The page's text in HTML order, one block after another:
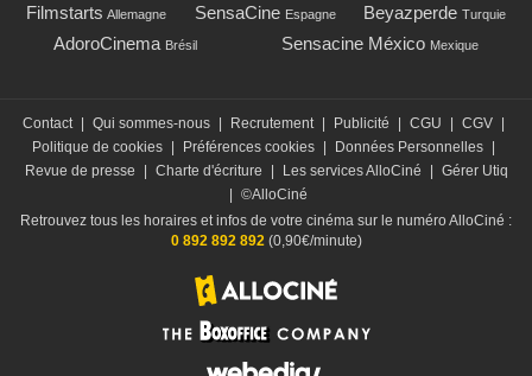
Filmstarts Allemagne SensaCine Espagne Beyazperde Turquie
AdoroCinema Brésil Sensacine México Mexique
Contact | Qui sommes-nous | Recrutement | Publicité | CGU | CGV |
Politique de cookies | Préférences cookies | Données Personnelles |
Revue de presse
| Charte d'écriture | Les services AlloCiné | Gérer Utiq
| ©AlloCiné
Retrouvez tous les horaires et infos de votre cinéma sur le numéro AlloCiné :
0 892 892 892 (0,90€/minute)